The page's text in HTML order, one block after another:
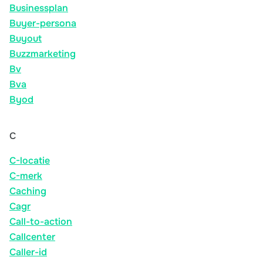
Businessplan
Buyer-persona
Buyout
Buzzmarketing
Bv
Bva
Byod
C
C-locatie
C-merk
Caching
Cagr
Call-to-action
Callcenter
Caller-id